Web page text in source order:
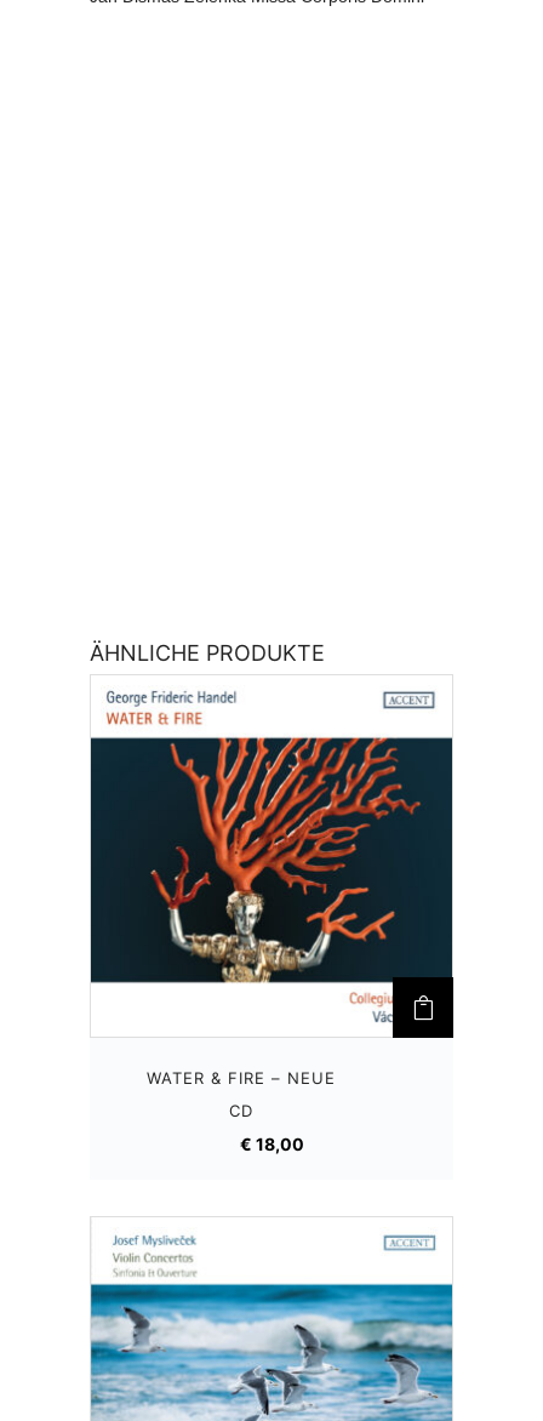
ÄHNLICHE PRODUKTE
WATER & FIRE – NEUE
CD
€ 18,00